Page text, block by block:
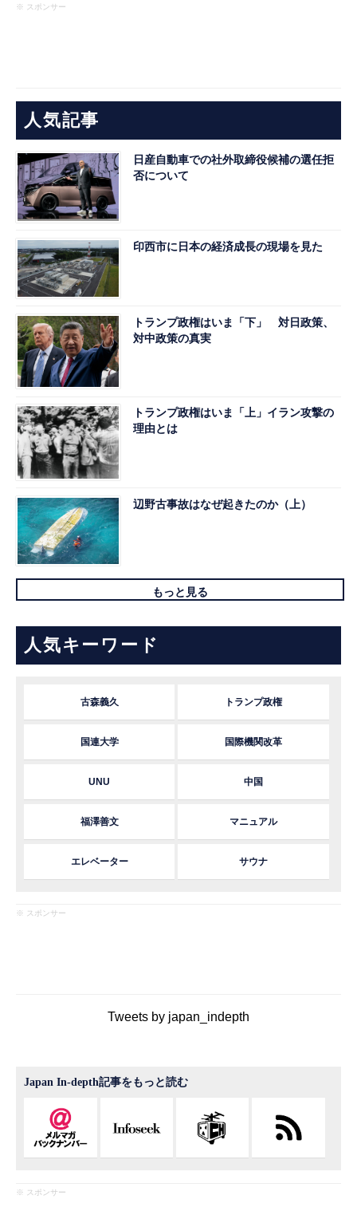
※ スポンサー
人気記事
日産自動車での社外取締役候補の選任拒
否について
印西市に日本の経済成長の現場を見た
トランプ政権はいま「下」 対日政策、
対中政策の真実
トランプ政権はいま「上」イラン攻撃の
理由とは
辺野古事故はなぜ起きたのか（上）
もっと見る
人気キーワード
古森義久 トランプ政権
国連大学 国際機関改革
UNU 中国
福澤善文 マニュアル
エレベーター サウナ
※ スポンサー
Tweets by japan_indepth
Japan In-depth記事をもっと読む
※ スポンサー